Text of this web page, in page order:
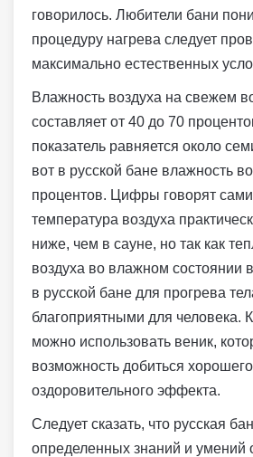
говорилось. Любители бани
процедуру нагрева следует
максимально естественных
Влажность воздуха на свежем
составляет от 40 до 70
показатель равняется около
вот в русской бане влажность
процентов. Цифры говорят
температура воздуха
ниже, чем в сауне, но так как
воздуха во влажном состоянии
в русской бане для прогрева
благоприятными для человека.
можно использовать веник,
возможность добиться хорошего
оздоровительного эффекта.
Следует сказать, что русская
определенных знаний и умений